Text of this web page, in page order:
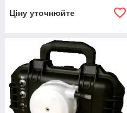
Ціну уточнюйте